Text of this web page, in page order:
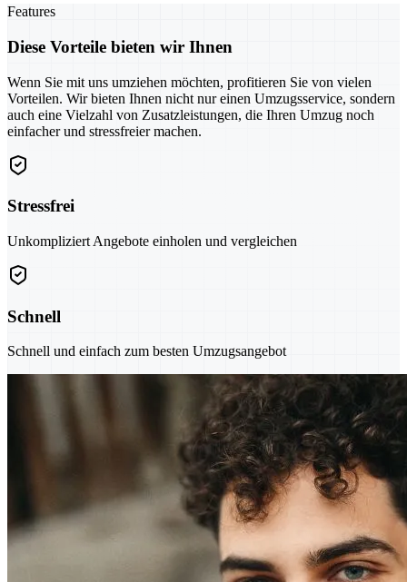
Features
Diese Vorteile bieten wir Ihnen
Wenn Sie mit uns umziehen möchten, profitieren Sie von vielen
Vorteilen. Wir bieten Ihnen nicht nur einen Umzugsservice, sondern
auch eine Vielzahl von Zusatzleistungen, die Ihren Umzug noch
einfacher und stressfreier machen.
Stressfrei
Unkompliziert Angebote einholen und vergleichen
Schnell
Schnell und einfach zum besten Umzugsangebot